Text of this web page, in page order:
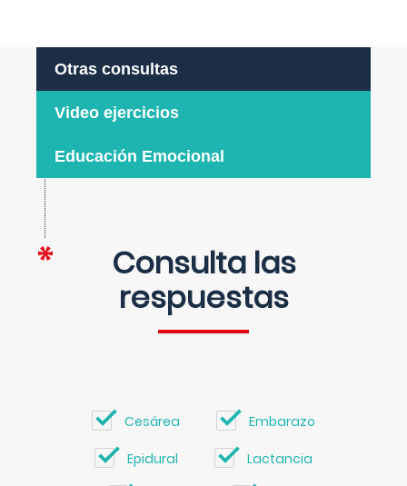
Otras consultas
Video ejercicios
Educación Emocional
Consulta las
respuestas
Cesárea Embarazo
Epidural Lactancia